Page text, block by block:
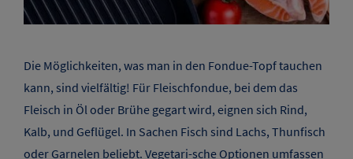
Die Möglichkeiten, was man in den Fondue-Topf tauchen
kann, sind vielfältig! Für Fleischfondue, bei dem das
Fleisch in Öl oder Brühe gegart wird, eignen sich Rind,
Kalb, und Geflügel. In Sachen Fisch sind Lachs, Thunfisch
oder Garnelen beliebt. Vegetari-sche Optionen umfassen